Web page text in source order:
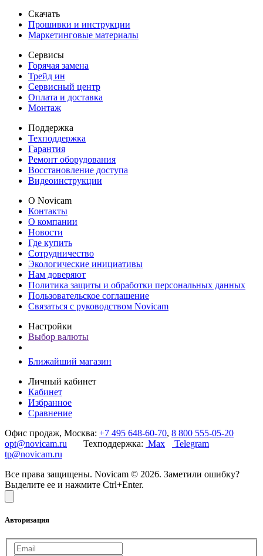
Скачать
Прошивки и инструкции
Маркетинговые материалы
Сервисы
Горячая замена
Трейд ин
Сервисный центр
Оплата и доставка
Монтаж
Поддержка
Техподдержка
Гарантия
Ремонт оборудования
Восстановление доступа
Видеоинструкции
О Novicam
Контакты
О компании
Новости
Где купить
Сотрудничество
Экологические инициативы
Нам доверяют
Политика защиты и обработки персональных данных
Пользовательское соглашение
Связаться с руководством Novicam
Настройки
Выбор валюты
Ближайший магазин
Личный кабинет
Кабинет
Избранное
Сравнение
Офис продаж, Москва: +7 495 648-60-70, 8 800 555-05-20
opt@novicam.ru Техподдержка: Max
Telegram
tp@novicam.ru
Все права защищены. Novicam © 2026. Заметили ошибку?
Выделите ее и нажмите Ctrl+Enter.
Авторизация